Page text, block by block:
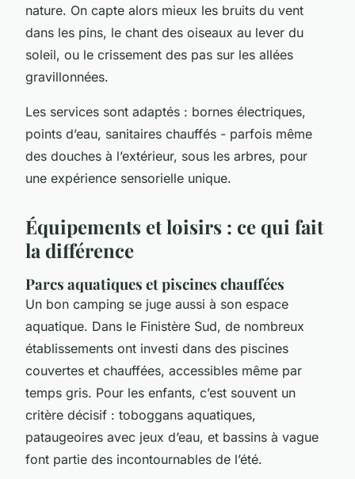
nature. On capte alors mieux les bruits du vent
dans les pins, le chant des oiseaux au lever du
soleil, ou le crissement des pas sur les allées
gravillonnées.
Les services sont adaptés : bornes électriques,
points d’eau, sanitaires chauffés - parfois même
des douches à l’extérieur, sous les arbres, pour
une expérience sensorielle unique.
Équipements et loisirs : ce qui fait
la différence
Parcs aquatiques et piscines chauffées
Un bon camping se juge aussi à son espace
aquatique. Dans le Finistère Sud, de nombreux
établissements ont investi dans des piscines
couvertes et chauffées, accessibles même par
temps gris. Pour les enfants, c’est souvent un
critère décisif : toboggans aquatiques,
pataugeoires avec jeux d’eau, et bassins à vague
font partie des incontournables de l’été.